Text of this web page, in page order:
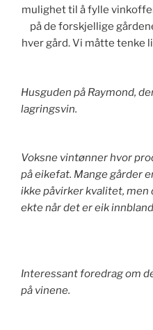
mulighet til å fylle
på de forskjellige
hver gård. Vi måtte tenke
Husguden på Raymond,
lagringsvin.
Voksne vintønner hvor
på eikefat. Mange gårder
ikke påvirker kvalitet,
ekte når det er eik
Interessant foredrag om
på vinene.